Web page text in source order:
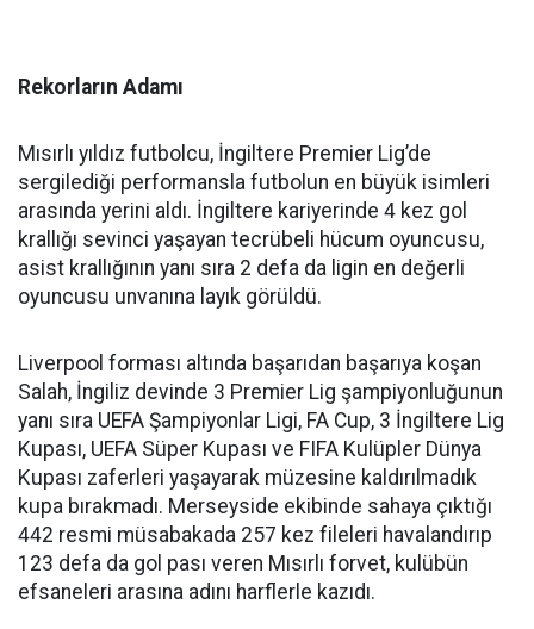
Rekorların Adamı
Mısırlı yıldız futbolcu, İngiltere Premier Lig’de
sergilediği performansla futbolun en büyük isimleri
arasında yerini aldı. İngiltere kariyerinde 4 kez gol
krallığı sevinci yaşayan tecrübeli hücum oyuncusu,
asist krallığının yanı sıra 2 defa da ligin en değerli
oyuncusu unvanına layık görüldü.
Liverpool forması altında başarıdan başarıya koşan
Salah, İngiliz devinde 3 Premier Lig şampiyonluğunun
yanı sıra UEFA Şampiyonlar Ligi, FA Cup, 3 İngiltere Lig
Kupası, UEFA Süper Kupası ve FIFA Kulüpler Dünya
Kupası zaferleri yaşayarak müzesine kaldırılmadık
kupa bırakmadı. Merseyside ekibinde sahaya çıktığı
442 resmi müsabakada 257 kez fileleri havalandırıp
123 defa da gol pası veren Mısırlı forvet, kulübün
efsaneleri arasına adını harflerle kazıdı.